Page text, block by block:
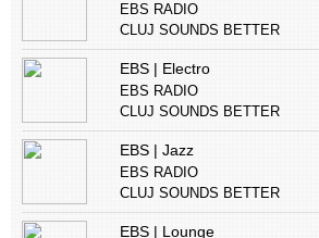
EBS RADIO
CLUJ SOUNDS BETTER
EBS | Electro
EBS RADIO
CLUJ SOUNDS BETTER
EBS | Jazz
EBS RADIO
CLUJ SOUNDS BETTER
EBS | Lounge